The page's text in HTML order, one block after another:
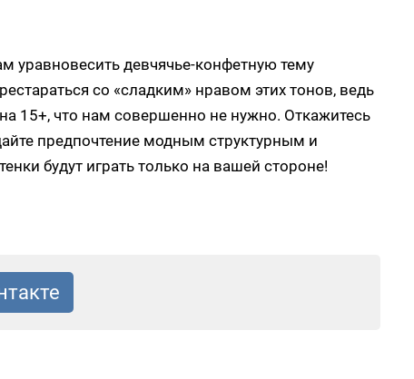
уравновесить девчячье-конфетную тему
со «сладким» нравом этих тонов, ведь
15+, что нам совершенно не нужно. Откажитесь
предпочтение модным структурным и
будут играть только на вашей стороне!